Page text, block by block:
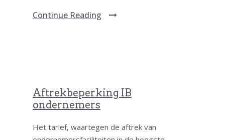
Continue Reading
Aftrekbeperking IB
ondernemers
Het tarief, waartegen de aftrek van